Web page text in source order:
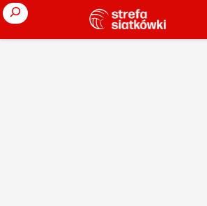
Search